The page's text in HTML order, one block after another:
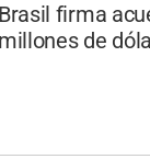
Brasil firma
millones de